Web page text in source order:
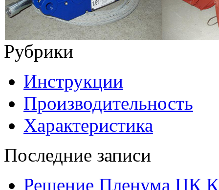
Рубрики
Инструкции
Производительность
Характеристика
Последние записи
Решение Пленума ЦК